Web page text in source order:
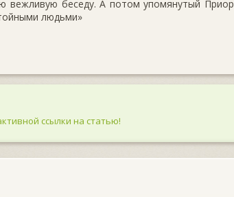
вежливую беседу. А потом упомянутый Приор
людьми»
ссылки на статью!